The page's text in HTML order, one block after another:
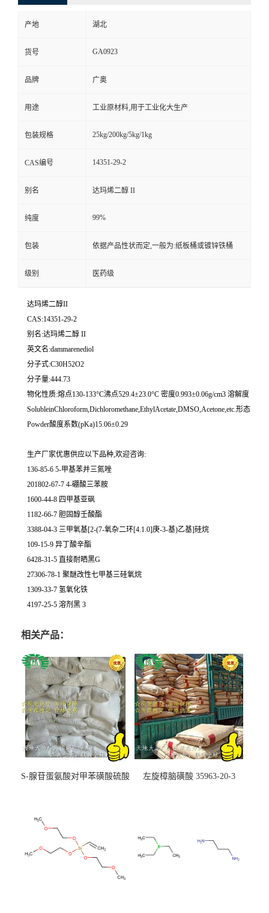
产地 湖北
货号 GA0923
品牌 广奥
用途 工业原材料,用于工业化大生产
包装规格 25kg/200kg/5kg/1kg
CAS编号 14351-29-2
别名 达玛烯二醇 II
纯度 99%
包装 依据产品性状而定,一般为:纸板桶或镀锌铁桶
级别 医药级
达玛烯二醇II
CAS:14351-29-2
别名:达玛烯二醇 II
英文名:dammarenediol
分子式:C30H52O2
分子量:444.73
物化性质:熔点130-133°C沸点529.4±23.0°C 密度0.993±0.06g/cm3 溶解度
SolubleinChloroform,Dichloromethane,EthylAcetate,DMSO,Acetone,etc.形态
Powder酸度系数(pKa)15.06±0.29
生产厂家优惠供应以下品种,欢迎咨询:
136-85-6 5-甲基苯并三氮唑
201802-67-7 4-硼酸三苯胺
1600-44-8 四甲基亚砜
1182-66-7 胆固醇壬酸酯
3388-04-3 三甲氧基[2-(7-氧杂二环[4.1.0]庚-3-基)乙基]硅烷
109-15-9 异丁酸辛酯
6428-31-5 直接耐晒黑G
27306-78-1 聚醚改性七甲基三硅氧烷
1309-33-7 氢氧化铁
4197-25-5 溶剂黑 3
相关产品：
S-腺苷蛋氨酸对甲苯磺酸硫酸
左旋樟脑磺酸 35963-20-3